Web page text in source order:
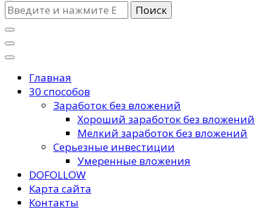
Ищите
что-
то?
Главная
30 способов
Заработок без вложений
Хороший заработок без вложений
Мелкий заработок без вложений
Серьезные инвестиции
Умеренные вложения
DOFOLLOW
Карта сайта
Контакты